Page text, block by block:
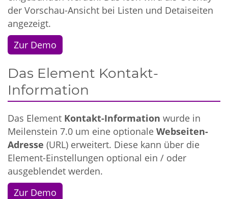
der Vorschau-Ansicht bei Listen und Detaiseiten
angezeigt.
Zur Demo
Das Element Kontakt-
Information
Das Element Kontakt-Information wurde in
Meilenstein 7.0 um eine optionale Webseiten-
Adresse (URL) erweitert. Diese kann über die
Element-Einstellungen optional ein / oder
ausgeblendet werden.
Zur Demo